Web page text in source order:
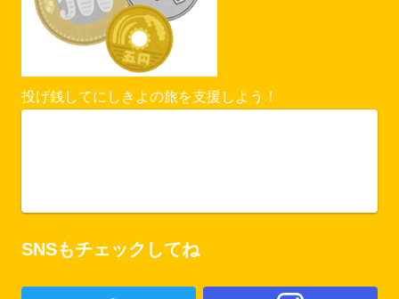
投げ銭してにしきよの旅を支援しよう！
SNSもチェックしてね